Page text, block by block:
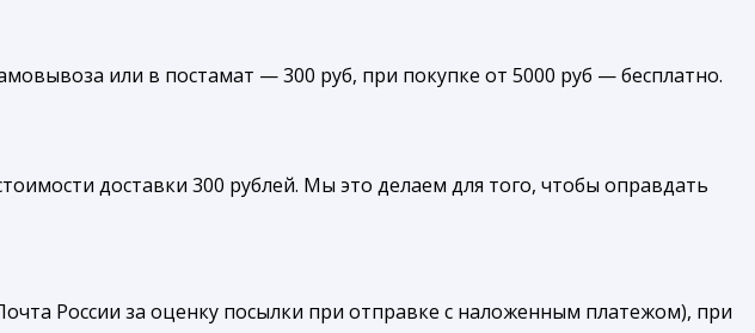
или в постамат — 300 руб, при покупке от 5000 руб — бесплатно.
доставки 300 рублей. Мы это делаем для того, чтобы оправдать
России за оценку посылки при отправке с наложенным платежом), при